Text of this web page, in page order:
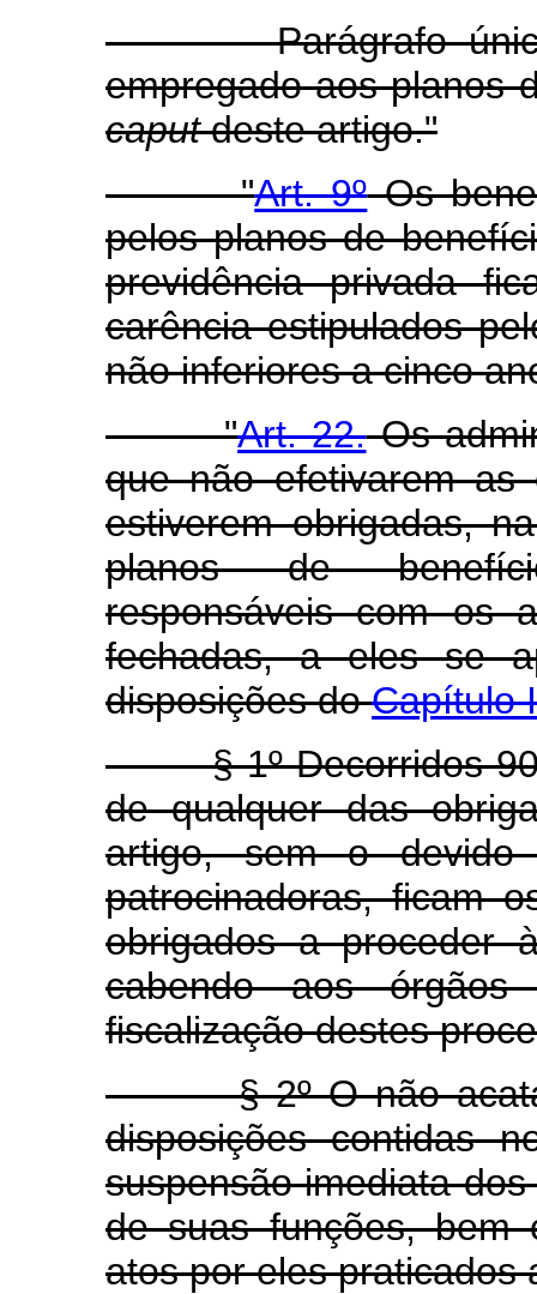
Parágrafo único.
empregado aos planos
caput deste artigo."
"Art. 9ºOs
pelos planos de
previdência privada
carência estipulados
não inferiores a cinco
"Art. 22.Os
que não efetivarem as
estiverem obrigadas,
planos de
responsáveis com os
fechadas, a eles se
disposições doCapítulo
§ 1º Decorridos 90
de qualquer das
artigo, sem o devido
patrocinadoras, ficam
obrigados a proceder
cabendo aos
fiscalização destes
§ 2º O não
disposições contidas
suspensão imediata
de suas funções, bem
atos por eles praticados